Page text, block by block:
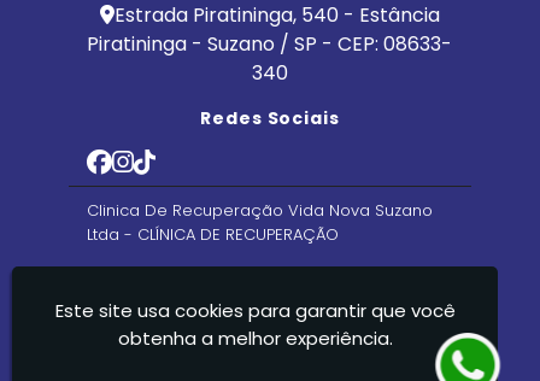
Estrada Piratininga, 540 - Estância
Piratininga - Suzano / SP - CEP: 08633-
340
Redes Sociais
Clinica De Recuperação Vida Nova Suzano
Ltda - CLÍNICA DE RECUPERAÇÃO
Este site usa cookies para garantir que você
obtenha a melhor experiência.